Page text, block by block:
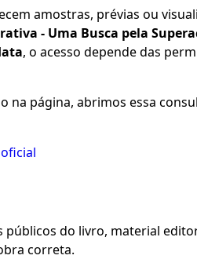
amostras, prévias ou
- Uma Busca pela
, o acesso depende das
na página, abrimos essa
públicos do livro, material
correta.